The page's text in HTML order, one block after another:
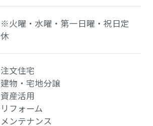
※火曜・水曜・第一日曜・祝日定
休
注文住宅
建物・宅地分譲
資産活用
リフォーム
メンテナンス